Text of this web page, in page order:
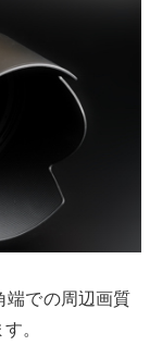
端での周辺画質
。